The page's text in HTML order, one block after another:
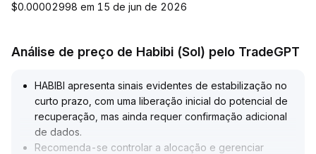
$0.00002998 em 15 de jun de 2026
Análise de preço de Habibi (Sol) pelo TradeGPT
HABIBI apresenta sinais evidentes de estabilização no
curto prazo, com uma liberação inicial do potencial de
recuperação, mas ainda requer confirmação adicional
de dados.
Recomenda-se controlar a alocação e gerenciar